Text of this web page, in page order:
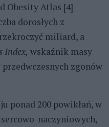
Obesity Atlas [4]
dorosłych z
miliard, a
Index, wskaźnik masy
zgonów
ponad 200 powikłań, w
naczyniowych,